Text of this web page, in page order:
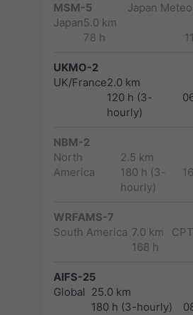
MSM-5
Japan5.0 km
78 h
Japan
UKMO-2
UK/France2.0 km
120 h (3-
hourly)
NBM-2
North
America
2.5 km
180 h (3-
hourly)
WRFAMS-7
South America 7.0 km
168 h
AIFS-25
Global 25.0 km
180 h (3-hourly)